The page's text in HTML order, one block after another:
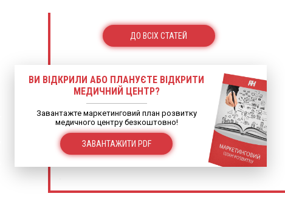
ДО ВСІХ СТАТЕЙ
ВИ ВІДКРИЛИ АБО ПЛАНУЄТЕ ВІДКРИТИ
МЕДИЧНИЙ ЦЕНТР?
Завантажте маркетинговий план розвитку
медичного центру безкоштовно!
ЗАВАНТАЖИТИ PDF